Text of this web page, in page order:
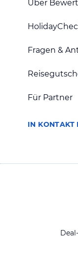
Über
Fragen &
Für Partner
IN KONTAKT